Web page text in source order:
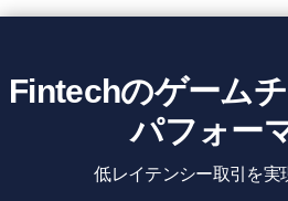
Fintechのゲーム
パフォー
低レイテンシー取引を